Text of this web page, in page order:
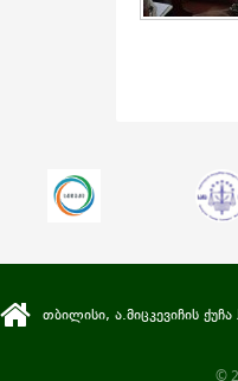
თბილისი, ა.მიცკევიჩის
©